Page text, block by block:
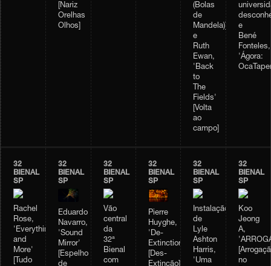
[Nariz
Orelhas
Olhos]
(Bolas
de
Mandela)];
e
Ruth
Ewan,
'Back
to
The
Fields'
[Volta
ao
campo]
e
Bené
Fonteles,
'Ágora:
32
BIENAL
SP
Rachel
Rose,
'Everything
and
More'
[Tudo
32
BIENAL
SP
Eduardo
Navarro,
'Sound
Mirror'
[Espelho
de
32
BIENAL
SP
Vão
central
da
32ª
Bienal
com
32
BIENAL
SP
Pierre
Huyghe,
'De-
Extinction'
[Des-
Extinção]
32
BIENAL
SP
Instalação
de
Lyle
Ashton
Harris,
'Uma
32
BIENAL
SP
Koo
Jeong
A,
no